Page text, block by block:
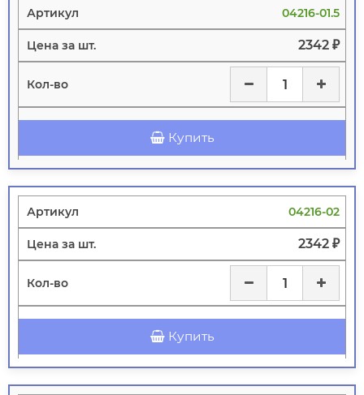
04216-01.5
2342 ₽
Купить
04216-02
2342 ₽
Купить